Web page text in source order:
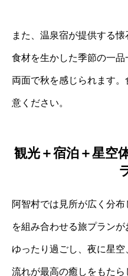
また、温泉宿が提供する
食材を生かした季節の一
両面で秋を感じられます
意ください。
観光＋宿泊＋星空
阿智村では見所が広く分
を組み合わせる旅プラン
ゆったり過ごし、夜に星
流れが最高の癒しをもたら